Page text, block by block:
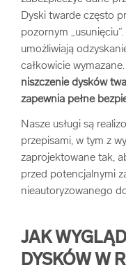
Dyski twarde często
pozornym
umożliwiają
całkowicie wymazane.
niszczenie dysków
zapewnia pełne
Nasze usługi są
przepisami, w tym z
zaprojektowane tak,
przed potencjalnymi
nieautoryzowanego
JAK
DYSKÓW W